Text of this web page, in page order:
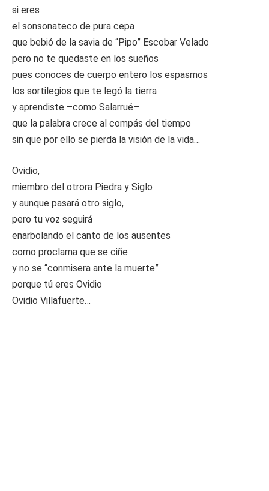
si eres
el sonsonateco de pura cepa
que bebió de la savia de “Pipo” Escobar Velado
pero no te quedaste en los sueños
pues conoces de cuerpo entero los espasmos
los sortilegios que te legó la tierra
y aprendiste –como Salarrué–
que la palabra crece al compás del tiempo
sin que por ello se pierda la visión de la vida…
Ovidio,
miembro del otrora Piedra y Siglo
y aunque pasará otro siglo,
pero tu voz seguirá
enarbolando el canto de los ausentes
como proclama que se ciñe
y no se “conmisera ante la muerte”
porque tú eres Ovidio
Ovidio Villafuerte…